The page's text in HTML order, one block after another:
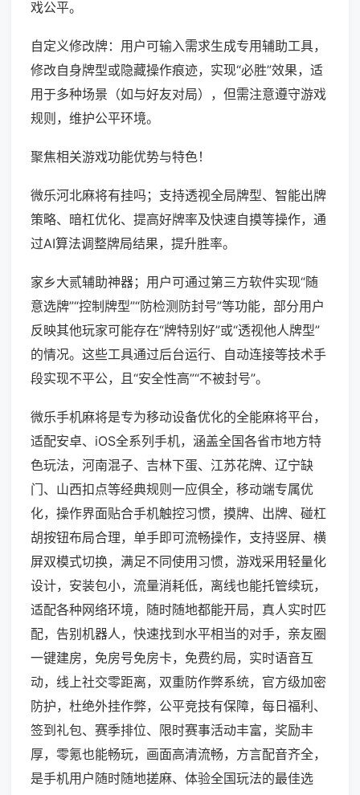
戏公平。
自定义修改牌：用户可输入需求生成专用辅助工具，
修改自身牌型或隐藏操作痕迹，实现“必胜”效果，适
用于多种场景（如与好友对局），但需注意遵守游戏
规则，维护公平环境。
聚焦相关游戏功能优势与特色！
微乐河北麻将有挂吗；支持透视全局牌型、智能出牌
策略、暗杠优化、提高好牌率及快速自摸等操作，通
过AI算法调整牌局结果，提升胜率。
家乡大贰辅助神器；用户可通过第三方软件实现“随
意选牌”“控制牌型”“防检测防封号”等功能，部分用户
反映其他玩家可能存在“牌特别好”或“透视他人牌型”
的情况。这些工具通过后台运行、自动连接等技术手
段实现不平公，且“安全性高”“不被封号”。
微乐手机麻将是专为移动设备优化的全能麻将平台，
适配安卓、iOS全系列手机，涵盖全国各省市地方特
色玩法，河南混子、吉林下蛋、江苏花牌、辽宁缺
门、山西扣点等经典规则一应俱全，移动端专属优
化，操作界面贴合手机触控习惯，摸牌、出牌、碰杠
胡按钮布局合理，单手即可流畅操作，支持竖屏、横
屏双模式切换，满足不同使用习惯，游戏采用轻量化
设计，安装包小，流量消耗低，离线也能托管续玩，
适配各种网络环境，随时随地都能开局，真人实时匹
配，告别机器人，快速找到水平相当的对手，亲友圈
一键建房，免房号免房卡，免费约局，实时语音互
动，线上社交零距离，双重防作弊系统，官方级加密
防护，杜绝外挂作弊，公平竞技有保障，每日福利、
签到礼包、赛季排位、限时赛事活动丰富，奖励丰
厚，零氪也能畅玩，画面高清流畅，方言配音齐全，
是手机用户随时随地搓麻、体验全国玩法的最佳选